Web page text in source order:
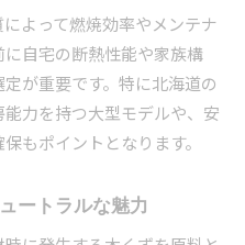
よって燃焼効率やメンテナ
自宅の断熱性能や家族構
が重要です。特に北海道の
力を持つ大型モデルや、安
もポイントとなります。
ートラルな魅力